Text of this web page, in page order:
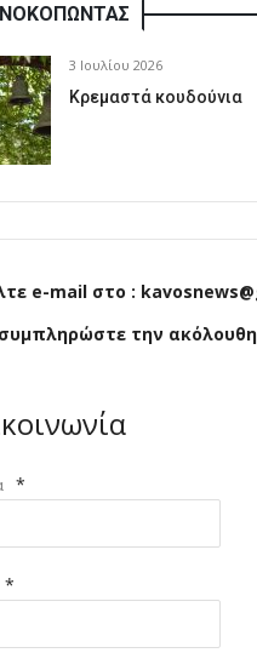
3 Ιουλίου 2026
Κρεμαστά κουδούνια
e-mail στο :
την
*
*